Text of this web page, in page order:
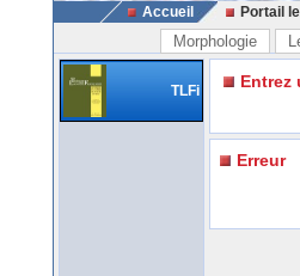
Accueil Portail
Morphologie
TLFi Entrez
Erreur